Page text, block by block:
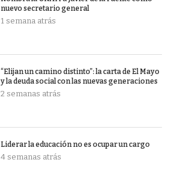
nuevo secretario general
1 semana atrás
“Elijan un camino distinto”: la carta de El Mayo
y la deuda social con las nuevas generaciones
2 semanas atrás
Liderar la educación no es ocupar un cargo
4 semanas atrás